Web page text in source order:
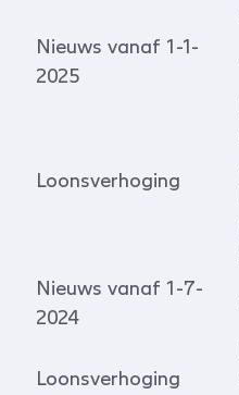
Nieuws vanaf 1-1-
2025
Loonsverhoging
Nieuws vanaf 1-7-
2024
Loonsverhoging